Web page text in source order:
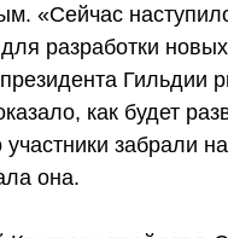
«Сейчас
разработки
Гильдии
как будет
забрали
она.